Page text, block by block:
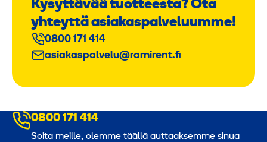
Kysyttävää tuotteesta? Ota
yhteyttä asiakaspalveluumme!
0800 171 414
asiakaspalvelu@ramirent.fi
0800 171 414
Soita meille, olemme täällä auttaaksemme sinua